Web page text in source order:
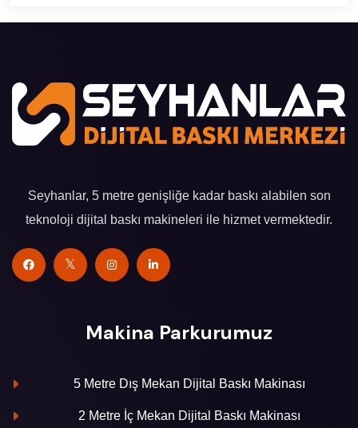
Seyhanlar, 5 metre genişliğe kadar baskı alabilen son
teknoloji dijital baskı makineleri ile hizmet vermektedir.
Makina Parkurumuz
5 Metre Dış Mekan Dijital Baskı Makinası
2 Metre İç Mekan Dijital Baskı Makinası